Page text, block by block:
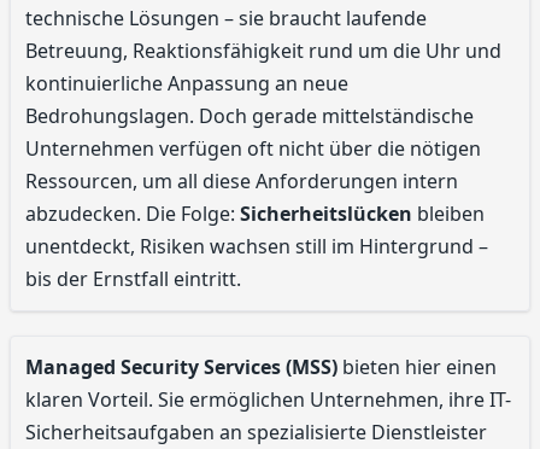
technische Lösungen – sie braucht laufende
Betreuung, Reaktionsfähigkeit rund um die Uhr und
kontinuierliche Anpassung an neue
Bedrohungslagen. Doch gerade mittelständische
Unternehmen verfügen oft nicht über die nötigen
Ressourcen, um all diese Anforderungen intern
abzudecken. Die Folge: Sicherheitslücken bleiben
unentdeckt, Risiken wachsen still im Hintergrund –
bis der Ernstfall eintritt.
Managed Security Services (MSS) bieten hier einen
klaren Vorteil. Sie ermöglichen Unternehmen, ihre IT-
Sicherheitsaufgaben an spezialisierte Dienstleister